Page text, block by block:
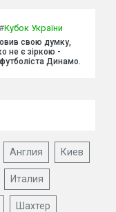
Кубок України
свою думку,
не є зіркою -
Динамо.
Англия Киев
Италия
Шахтер